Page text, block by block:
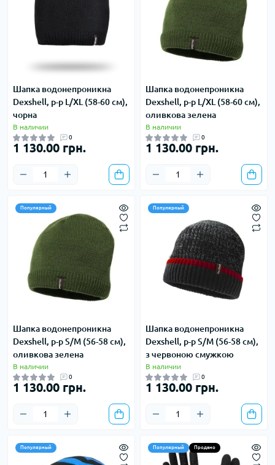
Шапка водонепроникна
Dexshell, р-р L/XL (58-60 см),
чорна
В наличии
0
1 130.00 грн.
Шапка водонепроникна
Dexshell, р-р L/XL (58-60 см),
оливкова зелена
В наличии
0
1 130.00 грн.
Популярный
Шапка водонепроникна
Dexshell, р-р S/M (56-58 см),
оливкова зелена
В наличии
0
1 130.00 грн.
Популярный
Шапка водонепроникна
Dexshell, р-р S/M (56-58 см),
з червоною смужкою
В наличии
0
1 130.00 грн.
Популярный Популярный Продано